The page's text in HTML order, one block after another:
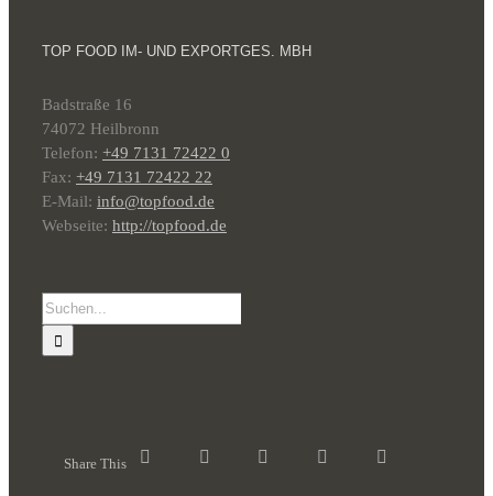
TOP FOOD IM- UND EXPORTGES. MBH
Badstraße 16
74072 Heilbronn
Telefon: +49 7131 72422 0
Fax: +49 7131 72422 22
E-Mail: info@topfood.de
Webseite: http://topfood.de
Suche
nach:
Share This